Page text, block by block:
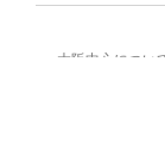
大阪中心につい